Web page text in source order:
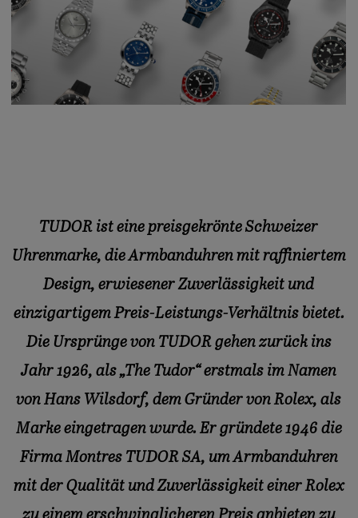
TUDOR ist eine preisgekrönte Schweizer
Uhrenmarke, die Armbanduhren mit raffiniertem
Design, erwiesener Zuverlässigkeit und
einzigartigem Preis-Leistungs-Verhältnis bietet.
Die Ursprünge von TUDOR gehen zurück ins
Jahr 1926, als „The Tudor“ erstmals im Namen
von Hans Wilsdorf, dem Gründer von Rolex, als
Marke eingetragen wurde. Er gründete 1946 die
Firma Montres TUDOR SA, um Armbanduhren
mit der Qualität und Zuverlässigkeit einer Rolex